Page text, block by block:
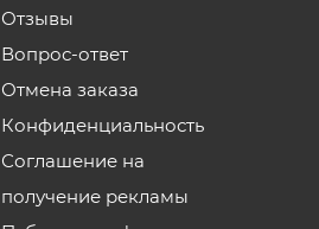
Отзывы
Вопрос-ответ
Отмена заказа
Конфиденциальность
Соглашение на
получение рекламы